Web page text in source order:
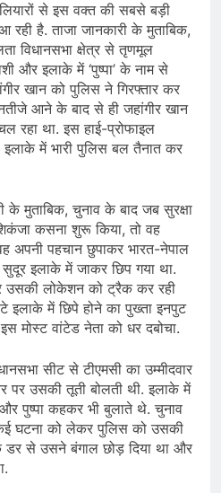
से इस वक्त की सबसे बड़ी
है. ताजा जानकारी के मुताबिक,
विधानसभा क्षेत्र से तृणमूल
और इलाके में ‘पुष्पा’ के नाम से
खान को पुलिस ने गिरफ्तार कर
आने के बाद से ही जहांगीर खान
रहा था. इस हाई-प्रोफाइल
इलाके में भारी पुलिस बल तैनात कर
के मुताबिक, चुनाव के बाद जब सुरक्षा
कसना शुरू किया, तो वह
अपनी पहचान छुपाकर भारत-नेपाल
इलाके में जाकर छिप गया था.
उसकी लोकेशन को ट्रैक कर रही
में छिपे होने का पुख्ता इनपुट
मोस्ट वांटेड नेता को धर दबोचा.
सीट से टीएमसी का उम्मीदवार
पर उसकी तूती बोलती थी. इलाके में
पुष्पा कहकर भी बुलाते थे. चुनाव
घटना को लेकर पुलिस को उसकी
डर से उसने बंगाल छोड़ दिया था और